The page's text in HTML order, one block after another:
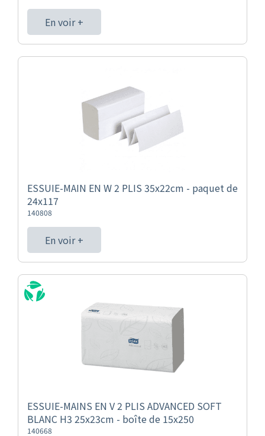
En voir +
ESSUIE-MAIN EN W 2 PLIS 35x22cm - paquet de
24x117
140808
En voir +
ESSUIE-MAINS EN V 2 PLIS ADVANCED SOFT
BLANC H3 25x23cm - boîte de 15x250
140668